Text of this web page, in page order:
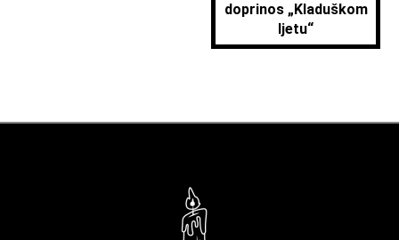
doprinos „Kladuškom
ljetu“